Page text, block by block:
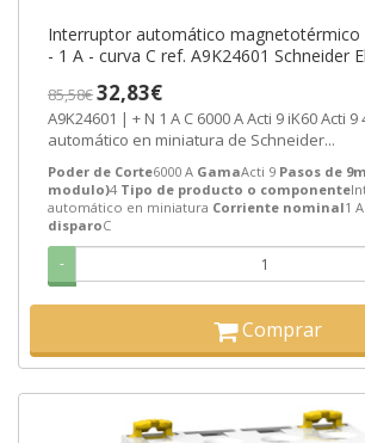
Interruptor automático magnetotérmico
- 1 A - curva C ref. A9K24601 Schneider
85,58€32,83€
A9K24601 | + N 1 A C 6000 A Acti 9 iK60 Acti 9 4 Interruptor
automático en miniatura de Schneider...
Poder de Corte6000 A GamaActi 9 Pasos de
modulo)4 Tipo de producto o componente
automático en miniatura Corriente nominal1 A
disparoC
-
Comprar